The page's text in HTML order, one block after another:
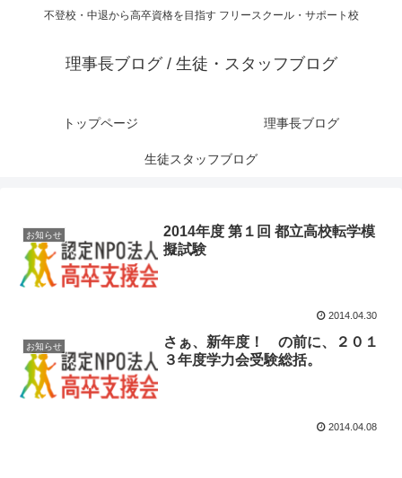
不登校・中退から高卒資格を目指す フリースクール・サポート校
理事長ブログ / 生徒・スタッフブログ
トップページ 理事長ブログ
生徒スタッフブログ
お知らせ
2014年度 第１回 都立高校転学模
擬試験
2014.04.30
お知らせ
さぁ、新年度！ の前に、２０１
３年度学力会受験総括。
2014.04.08